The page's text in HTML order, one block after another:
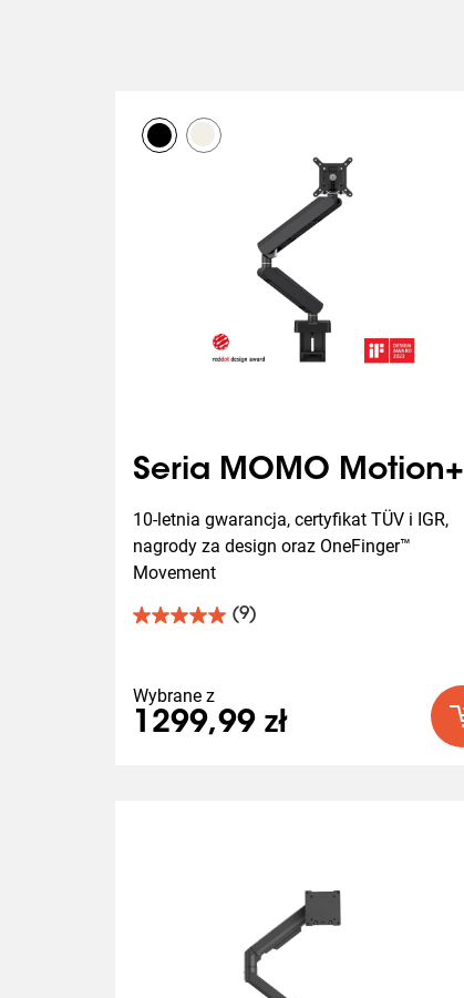
Seria MOMO Motion+
10-letnia gwarancja, certyfikat TÜV i IGR,
nagrody za design oraz OneFinger™
Movement
(9)
5.0
gwiazdek.
9
Recenzji
Wybrane z
1299,99 zł